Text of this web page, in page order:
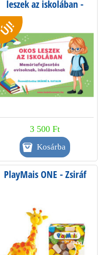
leszek az iskolában -
Memóriafejlesztés
óvodában, iskolában
ÚJ!
3 500 Ft
PlayMais ONE - Zsiráf